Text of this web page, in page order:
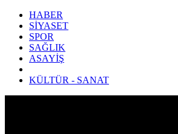
HABER
SİYASET
SPOR
SAĞLIK
ASAYİŞ
KÜLTÜR - SANAT